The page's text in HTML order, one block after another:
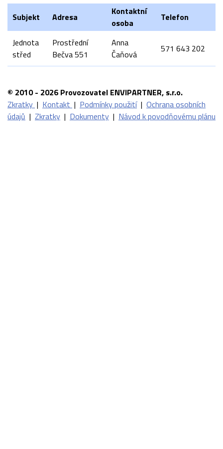
Subjekt
Adresa
Kontaktní
osoba
Telefon
Jednota
střed
Prostřední
Bečva 551
Anna
Čaňová
571 643 202
© 2010 - 2026 Provozovatel ENVIPARTNER, s.r.o.
Zkratky | Kontakt | Podmínky použití | Ochrana osobních
údajů | Zkratky | Dokumenty | Návod k povodňovému plánu